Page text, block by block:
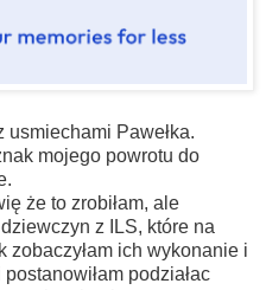
usmiechami Pawełka.
mojego powrotu do
że to zrobiłam, ale
z ILS, które na
zobaczyłam ich wykonanie i
podziałac